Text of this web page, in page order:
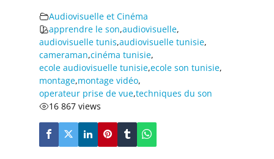
Audiovisuelle et Cinéma
apprendre le son,audiovisuelle,
audiovisuelle tunis,audiovisuelle tunisie,
cameraman,cinéma tunisie,
ecole audiovisuelle tunisie,ecole son tunisie,
montage,montage vidéo,
operateur prise de vue,techniques du son
16 867 views